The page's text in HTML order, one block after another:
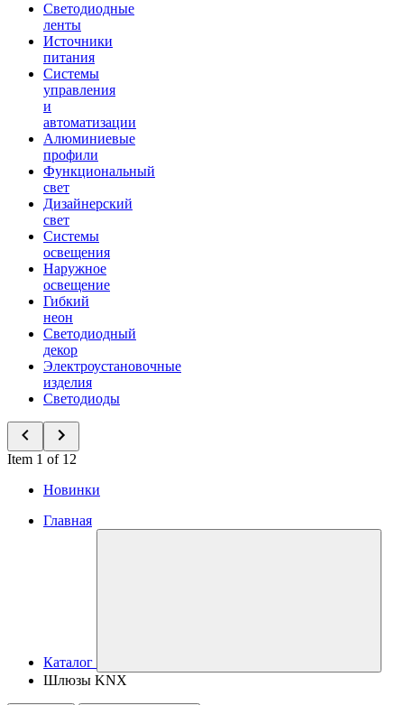
Светодиодные
ленты
Источники
питания
Системы
управления
и
автоматизации
Алюминиевые
профили
Функциональный
свет
Дизайнерский
свет
Системы
освещения
Наружное
освещение
Гибкий
неон
Светодиодный
декор
Электроустановочные
изделия
Светодиоды
Item 1 of 12
Новинки
Главная
Каталог
Шлюзы KNX